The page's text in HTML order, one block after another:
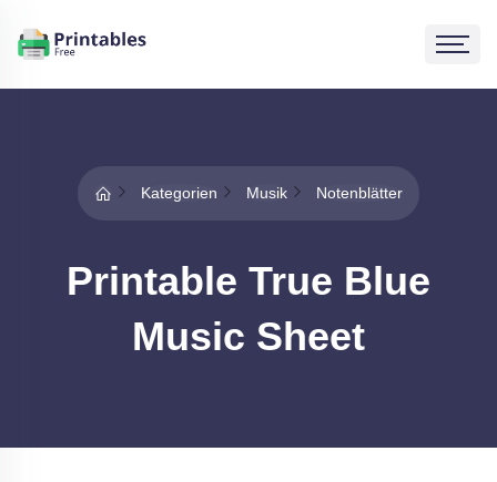
Kategorien Musik Notenblätter
Printable True Blue
Music Sheet